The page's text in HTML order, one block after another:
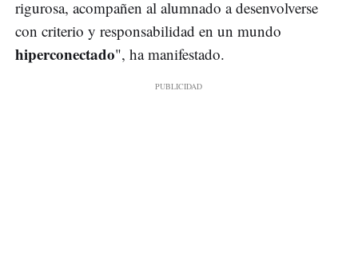
rigurosa, acompañen al alumnado a desenvolverse
con criterio y responsabilidad en un mundo
hiperconectado", ha manifestado.